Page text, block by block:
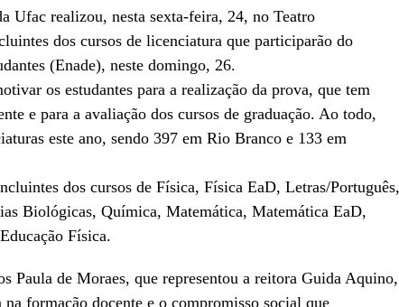
Ufac realizou, nesta sexta-feira, 24, no Teatro
dos cursos de licenciatura que participarão do
(Enade), neste domingo, 26.
os estudantes para a realização da prova, que tem
e para a avaliação dos cursos de graduação. Ao todo,
este ano, sendo 397 em Rio Branco e 133 em
dos cursos de Física, Física EaD, Letras/Português,
Biológicas, Química, Matemática, Matemática EaD,
Física.
Paula de Moraes, que representou a reitora Guida Aquino,
formação docente e o compromisso social que